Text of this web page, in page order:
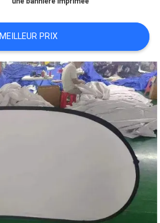
MEILLEUR PRIX